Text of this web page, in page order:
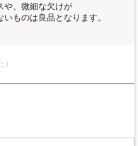
や、微細な欠けが
ものは良品となります。